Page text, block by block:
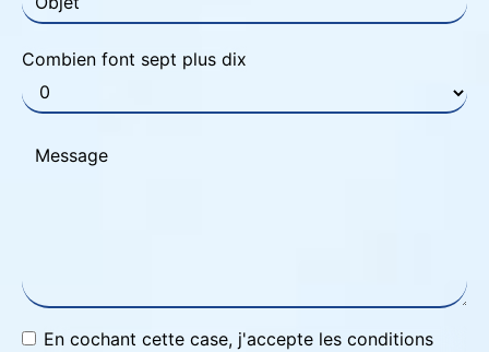
Combien font sept plus dix
En cochant cette case, j'accepte les conditions